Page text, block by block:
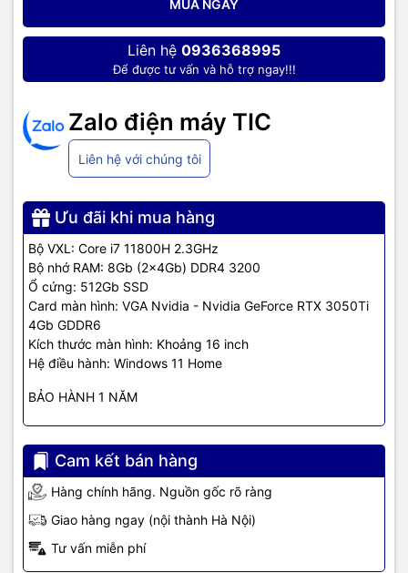
MUA NGAY
Liên hệ 0936368995
Để được tư vấn và hỗ trợ ngay!!!
Zalo điện máy TIC
Liên hệ với chúng tôi
Ưu đãi khi mua hàng
Bộ VXL: Core i7 11800H 2.3GHz
Bộ nhớ RAM: 8Gb (2x4Gb) DDR4 3200
Ổ cứng: 512Gb SSD
Card màn hình: VGA Nvidia - Nvidia GeForce RTX 3050Ti
4Gb GDDR6
Kích thước màn hình: Khoảng 16 inch
Hệ điều hành: Windows 11 Home
BẢO HÀNH 1 NĂM
Cam kết bán hàng
Hàng chính hãng. Nguồn gốc rõ ràng
Giao hàng ngay (nội thành Hà Nội)
Tư vấn miễn phí
Màn hình sắc nét
Laptop HP VICTUS 16-d0291TX 5Z9R2PA có màn hình rộng 16.1
inch, tần số quét 144Hz, độ phân giải FHD đảm bảo hiển thị sắc
nét, sống động trong từng chi tiết của khung hình. Tích hợp công
nghệ chống chói Anti-Glare và giảm ánh sáng xanh cá hại Low
Blue Light giúp bảo vệ đôi mắt của bạn trong quá trình sử dụng.